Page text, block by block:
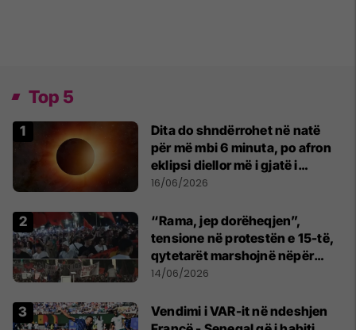
Top 5
Dita do shndërrohet në natë
për më mbi 6 minuta, po afron
eklipsi diellor më i gjatë i
shekullit të 21-të
16/06/2026
“Rama, jep dorëheqjen”,
tensione në protestën e 15-të,
qytetarët marshojnë nëpër
kryeqytet
14/06/2026
Vendimi i VAR-it në ndeshjen